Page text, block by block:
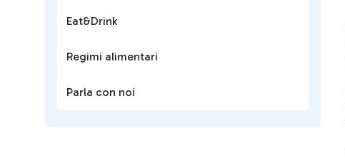
Eat&Drink
Regimi alimentari
Parla con noi